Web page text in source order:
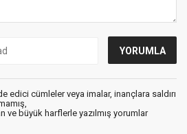
edici cümleler veya imalar, inançlara saldırı
ve büyük harflerle yazılmış yorumlar